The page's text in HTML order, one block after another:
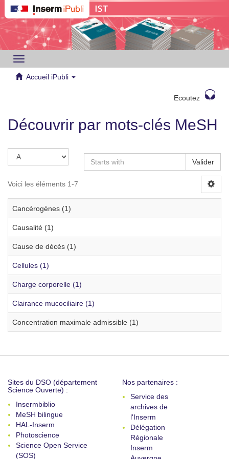
Toggle
navigation
Accueil iPubli
Ecoutez
Découvrir par mots-clés MeSH
Valider
Voici les éléments 1-7
Cancérogènes (1)
Causalité (1)
Cause de décès (1)
Cellules (1)
Charge corporelle (1)
Clairance mucociliaire (1)
Concentration maximale admissible (1)
Sites du DSO (département
Science Ouverte) :
Insermbiblio
MeSH bilingue
HAL-Inserm
Photoscience
Science Open Service
(SOS)
Nos partenaires :
Service des
archives de
l'Inserm
Délégation
Régionale
Inserm